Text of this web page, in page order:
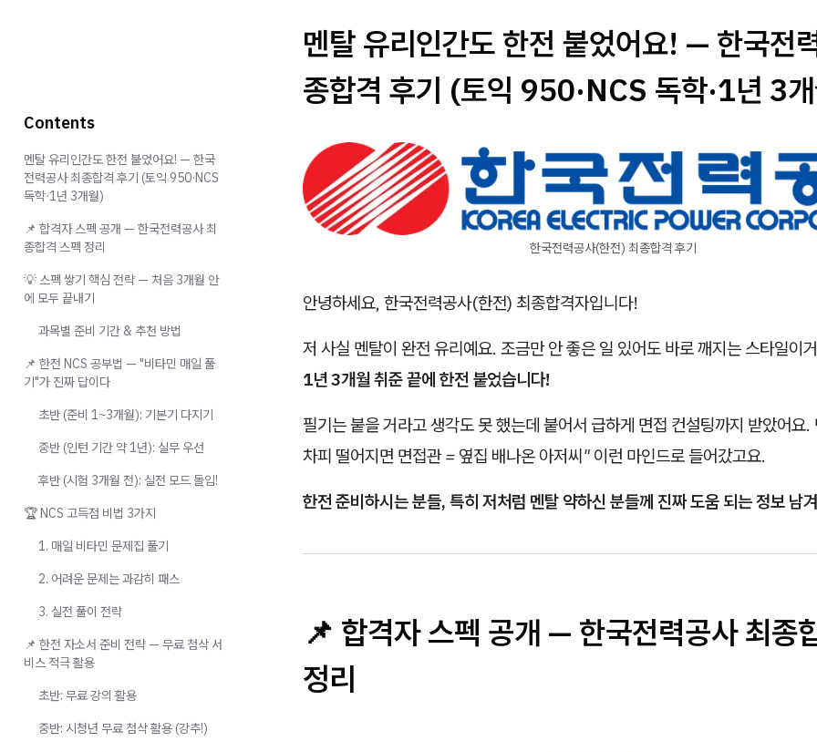
멘탈 유리인간도 한전 붙었어요! — 한국전
종합격 후기 (토익 950·NCS 독학·1년 3
한국전력공사(한전) 최종합격 후기
안녕하세요, 한국전력공사(한전) 최종합격자입니다!
저 사실 멘탈이 완전 유리예요. 조금만 안 좋은 일 있어도 바로 깨지는 스타일이
1년 3개월 취준 끝에 한전 붙었습니다!
필기는 붙을 거라고 생각도 못 했는데 붙어서 급하게 면접 컨설팅까지 받았어요
차피 떨어지면 면접관 = 옆집 배나온 아저씨" 이런 마인드로 들어갔고요.
한전 준비하시는 분들, 특히 저처럼 멘탈 약하신 분들께 진짜 도움 되는 정보 남
📌 합격자 스펙 공개 — 한국전력공사 최종
정리
Contents
멘탈 유리인간도 한전 붙었어요! — 한국
전력공사 최종합격 후기 (토익 950·NCS
독학·1년 3개월)
📌 합격자 스펙 공개 — 한국전력공사 최
종합격 스펙 정리
💡 스펙 쌓기 핵심 전략 — 처음 3개월 안
에 모두 끝내기
과목별 준비 기간 & 추천 방법
📌 한전 NCS 공부법 — "비타민 매일 풀
기"가 진짜 답이다
초반 (준비 1~3개월): 기본기 다지기
중반 (인턴 기간 약 1년): 실무 우선
후반 (시험 3개월 전): 실전 모드 돌입!
🏆 NCS 고득점 비법 3가지
1. 매일 비타민 문제집 풀기
2. 어려운 문제는 과감히 패스
3. 실전 풀이 전략
📌 한전 자소서 준비 전략 — 무료 첨삭 서
비스 적극 활용
초반: 무료 강의 활용
중반: 시청년 무료 첨삭 활용 (강추!)